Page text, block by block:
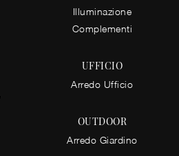
Illuminazione
Complementi
UFFICIO
Arredo Ufficio
OUTDOOR
Arredo Giardino